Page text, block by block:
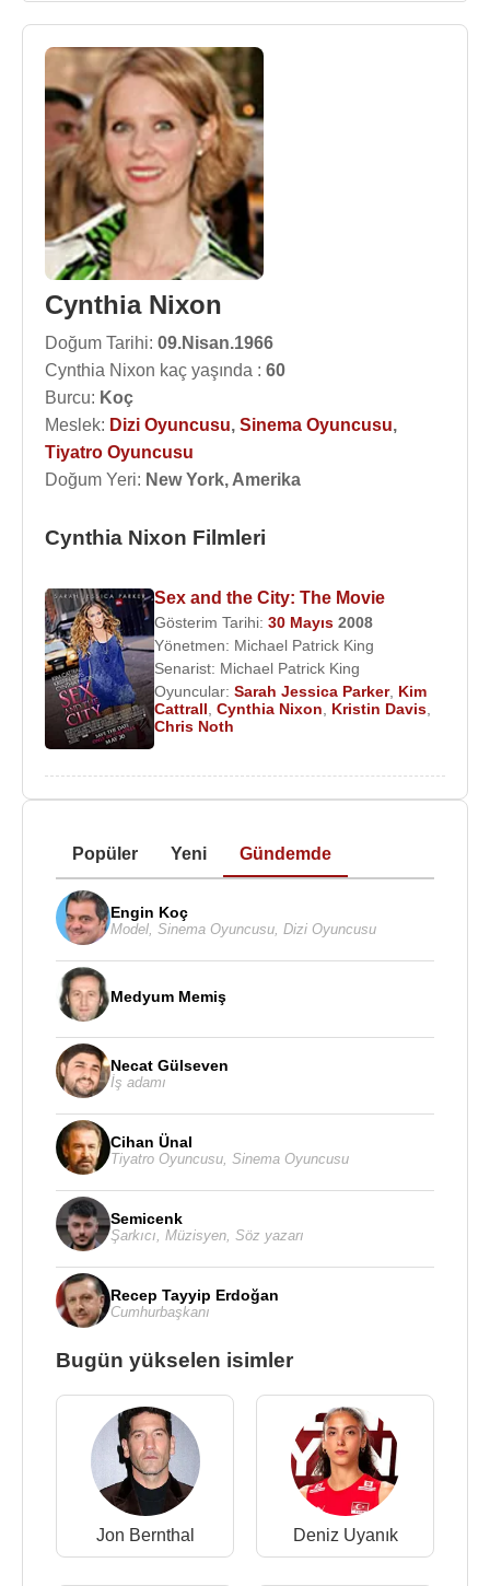
Cynthia Nixon
Doğum Tarihi: 09.Nisan.1966
Cynthia Nixon kaç yaşında : 60
Burcu: Koç
Meslek: Dizi Oyuncusu, Sinema Oyuncusu,
Tiyatro Oyuncusu
Doğum Yeri: New York, Amerika
Cynthia Nixon Filmleri
Sex and the City: The Movie
Gösterim Tarihi: 30 Mayıs 2008
Yönetmen: Michael Patrick King
Senarist: Michael Patrick King
Oyuncular: Sarah Jessica Parker, Kim
Cattrall Cynthia Nixon Kristin Davis
Chris Noth
Popüler Yeni Gündemde
Engin Koç
Model Sinema Oyuncusu Dizi Oyuncusu
Medyum Memiş
Necat Gülseven
İş adamı
Cihan Ünal
Tiyatro Oyuncusu Sinema Oyuncusu
Semicenk
Şarkıcı Müzisyen Söz yazarı
Recep Tayyip Erdoğan
Cumhurbaşkanı
Bugün yükselen isimler
Jon Bernthal Deniz Uyanık